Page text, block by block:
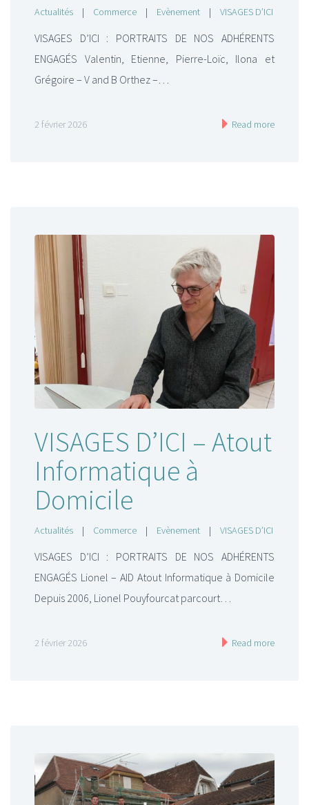
Acheter des chèques Cadeaux
Actualités | Commerce | Evènement | VISAGES D’ICI
VISAGES D’ICI : PORTRAITS DE NOS ADHÉRENTS
ENGAGÉS Valentin, Etienne, Pierre-Loïc, Ilona et
Grégoire – V and B Orthez –…
2 février 2026 Read more
VISAGES D’ICI – Atout
Informatique à
Domicile
Actualités | Commerce | Evènement | VISAGES D’ICI
VISAGES D’ICI : PORTRAITS DE NOS ADHÉRENTS
ENGAGÉS Lionel – AID Atout Informatique à Domicile
Depuis 2006, Lionel Pouyfourcat parcourt…
2 février 2026 Read more